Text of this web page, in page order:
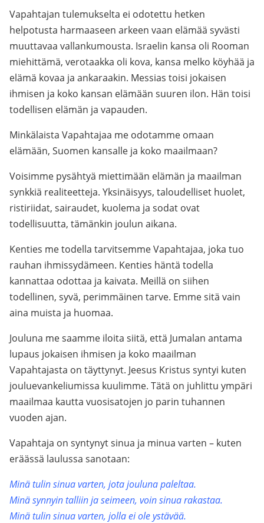
Vapahtajan tulemukselta ei odotettu hetken
helpotusta harmaaseen arkeen vaan elämää syvästi
muuttavaa vallankumousta. Israelin kansa oli Rooman
miehittämä, verotaakka oli kova, kansa melko köyhää ja
elämä kovaa ja ankaraakin. Messias toisi jokaisen
ihmisen ja koko kansan elämään suuren ilon. Hän toisi
todellisen elämän ja vapauden.
Minkälaista Vapahtajaa me odotamme omaan
elämään, Suomen kansalle ja koko maailmaan?
Voisimme pysähtyä miettimään elämän ja maailman
synkkiä realiteetteja. Yksinäisyys, taloudelliset huolet,
ristiriidat, sairaudet, kuolema ja sodat ovat
todellisuutta, tämänkin joulun aikana.
Kenties me todella tarvitsemme Vapahtajaa, joka tuo
rauhan ihmissydämeen. Kenties häntä todella
kannattaa odottaa ja kaivata. Meillä on siihen
todellinen, syvä, perimmäinen tarve. Emme sitä vain
aina muista ja huomaa.
Jouluna me saamme iloita siitä, että Jumalan antama
lupaus jokaisen ihmisen ja koko maailman
Vapahtajasta on täyttynyt. Jeesus Kristus syntyi kuten
jouluevankeliumissa kuulimme. Tätä on juhlittu ympäri
maailmaa kautta vuosisatojen jo parin tuhannen
vuoden ajan.
Vapahtaja on syntynyt sinua ja minua varten – kuten
eräässä laulussa sanotaan:
Minä tulin sinua varten, jota jouluna paleltaa.
Minä synnyin talliin ja seimeen, voin sinua rakastaa.
Minä tulin sinua varten, jolla ei ole ystävää.